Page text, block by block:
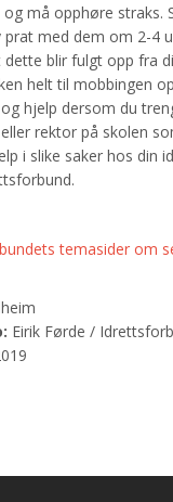
og må opphøre straks.
prat med dem om 2-4
dette blir fulgt opp fra
helt til mobbingen
hjelp dersom du
rektor på skolen
i slike saker hos din
temasider om
Eirik Førde /